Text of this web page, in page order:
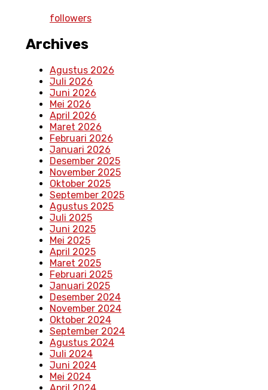
followers
Archives
Agustus 2026
Juli 2026
Juni 2026
Mei 2026
April 2026
Maret 2026
Februari 2026
Januari 2026
Desember 2025
November 2025
Oktober 2025
September 2025
Agustus 2025
Juli 2025
Juni 2025
Mei 2025
April 2025
Maret 2025
Februari 2025
Januari 2025
Desember 2024
November 2024
Oktober 2024
September 2024
Agustus 2024
Juli 2024
Juni 2024
Mei 2024
April 2024